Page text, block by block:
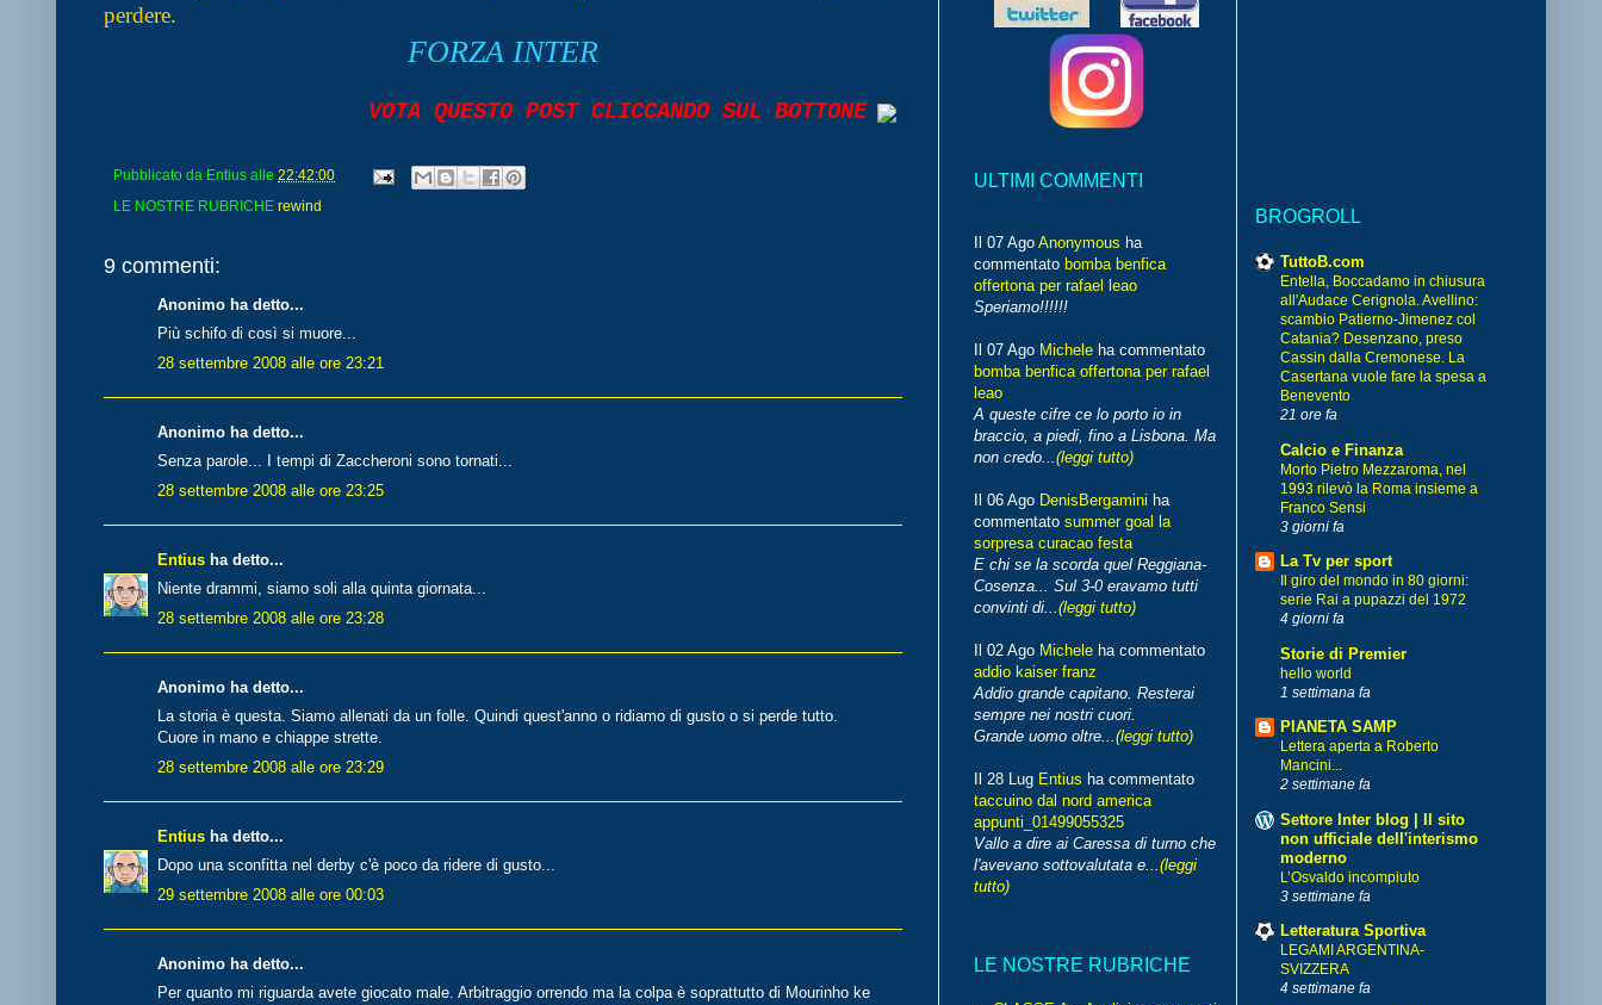
perdere.
FORZA INTER
VOTA QUESTO POST CLICCANDO SUL BOTTONE
Pubblicato da Entius alle 22:42:00
LE NOSTRE RUBRICHE rewind
9 commenti:
Anonimo ha detto...
Più schifo di così si muore...
28 settembre 2008 alle ore 23:21
Anonimo ha detto...
Senza parole... I tempi di Zaccheroni sono tornati...
28 settembre 2008 alle ore 23:25
Entius ha detto...
Niente drammi, siamo soli alla quinta giornata...
28 settembre 2008 alle ore 23:28
Anonimo ha detto...
La storia è questa. Siamo allenati da un folle. Quindi quest'anno o ridiamo di gusto o si perde tutto.
Cuore in mano e chiappe strette.
28 settembre 2008 alle ore 23:29
Entius ha detto...
Dopo una sconfitta nel derby c'è poco da ridere di gusto...
29 settembre 2008 alle ore 00:03
Anonimo ha detto...
Per quanto mi riguarda avete giocato male. Arbitraggio orrendo ma la colpa è soprattutto di Mourinho ke
ULTIMI COMMENTI
Il 07 Ago Anonymous ha
commentato bomba benfica
offertona per rafael leao
Speriamo!!!!!!
Il 07 Ago Michele ha commentato
bomba benfica offertona per rafael
leao
A queste cifre ce lo porto io in
braccio, a piedi, fino a Lisbona. Ma
non credo...(leggi tutto)
Il 06 Ago DenisBergamini ha
commentato summer goal la
sorpresa curacao festa
E chi se la scorda quel Reggiana-
Cosenza... Sul 3-0 eravamo tutti
convinti di...(leggi tutto)
Il 02 Ago Michele ha commentato
addio kaiser franz
Addio grande capitano. Resterai
sempre nei nostri cuori.
Grande uomo oltre...(leggi tutto)
Il 28 Lug Entius ha commentato
taccuino dal nord america
appunti_01499055325
Vallo a dire ai Caressa di turno che
l'avevano sottovalutata e...(leggi
tutto)
LE NOSTRE RUBRICHE
BROGROLL
TuttoB.com
Entella, Boccadamo in chiusura
all'Audace Cerignola. Avellino:
scambio Patierno-Jimenez col
Catania? Desenzano, preso
Cassin dalla Cremonese. La
Casertana vuole fare la spesa a
Benevento
21 ore fa
Calcio e Finanza
Morto Pietro Mezzaroma, nel
1993 rilevò la Roma insieme a
Franco Sensi
3 giorni fa
La Tv per sport
Il giro del mondo in 80 giorni:
serie Rai a pupazzi del 1972
4 giorni fa
Storie di Premier
hello world
1 settimana fa
PIANETA SAMP
Lettera aperta a Roberto
Mancini...
2 settimane fa
Settore Inter blog | Il sito
non ufficiale dell'interismo
moderno
L’Osvaldo incompiuto
3 settimane fa
Letteratura Sportiva
LEGAMI ARGENTINA-
SVIZZERA
4 settimane fa